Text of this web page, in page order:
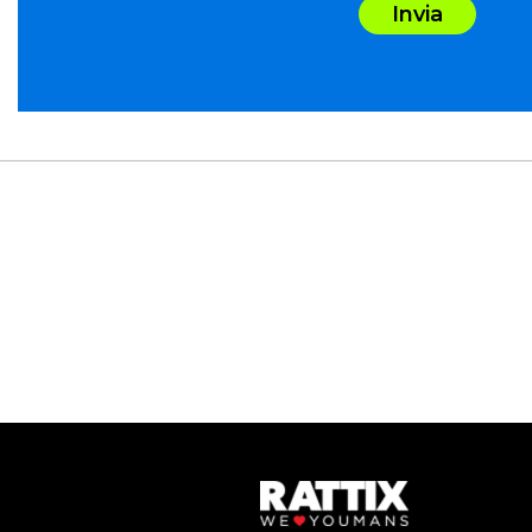
Invia